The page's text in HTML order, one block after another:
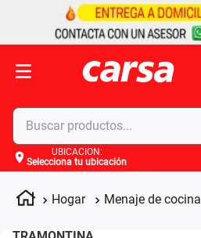
Buscar productos...
UBICACIÓN:
Selecciona tu ubicación
Hogar Menaje de cocina
Términos más buscados